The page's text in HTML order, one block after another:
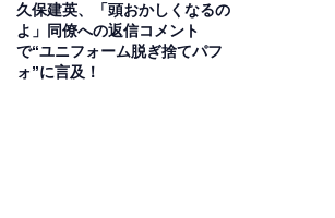
久保建英、「頭おかしくなるの
よ」同僚への返信コメント
で“ユニフォーム脱ぎ捨てパフ
ォ”に言及！